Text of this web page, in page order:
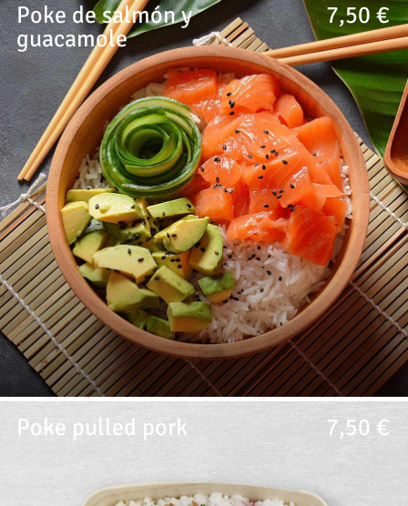
Poke de salmón y
guacamole
7,50 €
Poke pulled pork 7,50 €